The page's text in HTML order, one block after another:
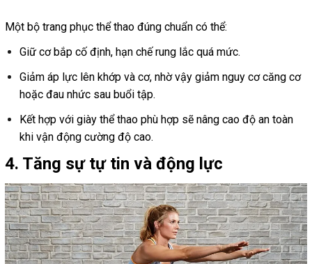
Một bộ trang phục thể thao đúng chuẩn có thể:
Giữ cơ bắp cố định, hạn chế rung lắc quá mức.
Giảm áp lực lên khớp và cơ, nhờ vậy giảm nguy cơ căng cơ
hoặc đau nhức sau buổi tập.
Kết hợp với giày thể thao phù hợp sẽ nâng cao độ an toàn
khi vận động cường độ cao.
4. Tăng sự tự tin và động lực